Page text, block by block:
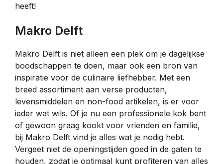
heeft!
Makro Delft
Makro Delft is niet alleen een plek om je dagelijkse
boodschappen te doen, maar ook een bron van
inspiratie voor de culinaire liefhebber. Met een
breed assortiment aan verse producten,
levensmiddelen en non-food artikelen, is er voor
ieder wat wils. Of je nu een professionele kok bent
of gewoon graag kookt voor vrienden en familie,
bij Makro Delft vind je alles wat je nodig hebt.
Vergeet niet de openingstijden goed in de gaten te
houden, zodat je optimaal kunt profiteren van alles